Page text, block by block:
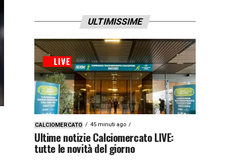
ULTIMISSIME
CALCIOMERCATO 45 minuti ago
Ultime notizie Calciomercato LIVE:
tutte le novità del giorno